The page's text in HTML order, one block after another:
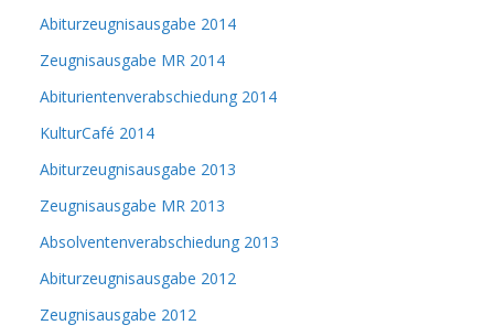
Abiturzeugnisausgabe 2014
Zeugnisausgabe MR 2014
Abiturientenverabschiedung 2014
KulturCafé 2014
Abiturzeugnisausgabe 2013
Zeugnisausgabe MR 2013
Absolventenverabschiedung 2013
Abiturzeugnisausgabe 2012
Zeugnisausgabe 2012